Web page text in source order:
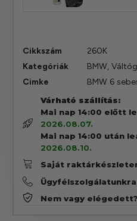
Cikkszám
260K
Kategóriák
BMW,
Cimke
BMW 6
Várható szállítás:
Mai nap 14:00 előtt
2026.08.07.
Mai nap 14:00 után
2026.08.10.
Saját
Nem vagy